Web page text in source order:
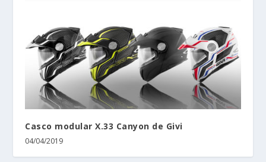
Casco modular X.33 Canyon de Givi
04/04/2019